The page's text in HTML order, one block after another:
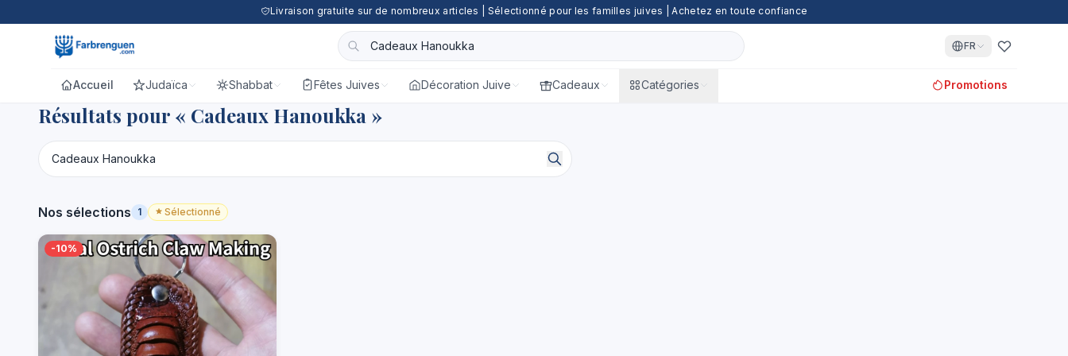
Livraison gratuite sur de nombreux articles | Sélectionné pour les familles juives | Achetez en toute confiance
FR
Accueil Judaïca Shabbat Fêtes Juives Décoration Juive Cadeaux Catégories Promotions
Résultats pour « Cadeaux Hanoukka »
Nos sélections 1 Sélectionné
-10%